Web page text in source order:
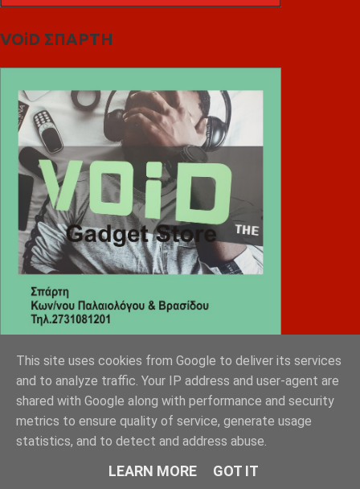
VOiD ΣΠΑΡΤΗ
Diafimistes.gr
This site uses cookies from Google to deliver its services
and to analyze traffic. Your IP address and user-agent are
shared with Google along with performance and security
metrics to ensure quality of service, generate usage
statistics, and to detect and address abuse.
LEARN MORE GOT IT